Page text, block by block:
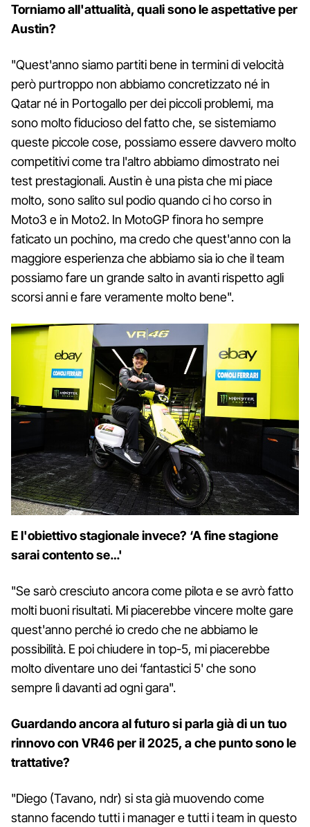
Torniamo all'attualità, quali sono le aspettative per
Austin?
"Quest'anno siamo partiti bene in termini di velocità
però purtroppo non abbiamo concretizzato né in
Qatar né in Portogallo per dei piccoli problemi, ma
sono molto fiducioso del fatto che, se sistemiamo
queste piccole cose, possiamo essere davvero molto
competitivi come tra l'altro abbiamo dimostrato nei
test prestagionali. Austin è una pista che mi piace
molto, sono salito sul podio quando ci ho corso in
Moto3 e in Moto2. In MotoGP finora ho sempre
faticato un pochino, ma credo che quest'anno con la
maggiore esperienza che abbiamo sia io che il team
possiamo fare un grande salto in avanti rispetto agli
scorsi anni e fare veramente molto bene".
E l'obiettivo stagionale invece? ‘A fine stagione
sarai contento se…'
"Se sarò cresciuto ancora come pilota e se avrò fatto
molti buoni risultati. Mi piacerebbe vincere molte gare
quest'anno perché io credo che ne abbiamo le
possibilità. E poi chiudere in top-5, mi piacerebbe
molto diventare uno dei ‘fantastici 5' che sono
sempre lì davanti ad ogni gara".
Guardando ancora al futuro si parla già di un tuo
rinnovo con VR46 per il 2025, a che punto sono le
trattative?
"Diego (Tavano, ndr) si sta già muovendo come
stanno facendo tutti i manager e tutti i team in questo